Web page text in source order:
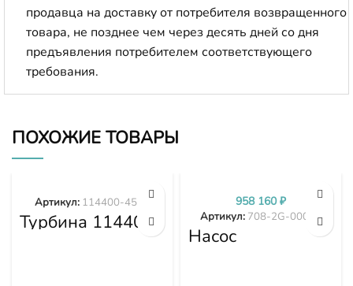
продавца на доставку от потребителя возвращенного
товара, не позднее чем через десять дней со дня
предъявления потребителем соответствующего
требования.
ПОХОЖИЕ ТОВАРЫ
Турбина 114400-
4577
Артикул: 114400-4577
Насос
гидравлики
Артикул: 708-2G-00024
958 160₽